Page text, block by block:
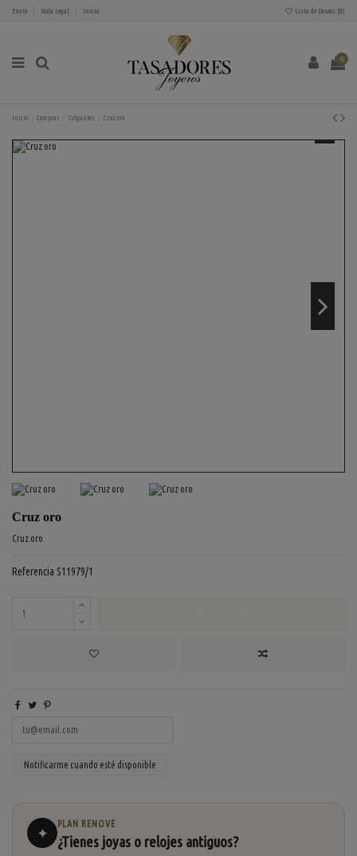
Envío Nota Legal Inicio Lista de Deseos (0)
0
Inicio Comprar Colgantes Cruz oro
Cruz oro
Cruz oro
Referencia S11979/1
✦
PLAN RENOVE
¿Tienes joyas o relojes antiguos?